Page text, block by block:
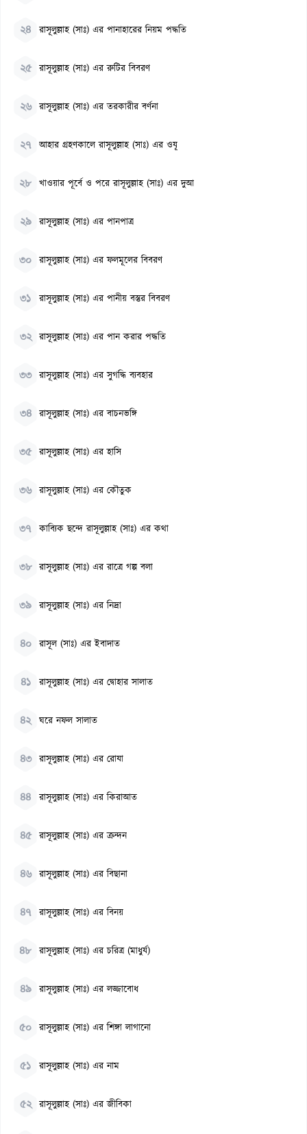
২৪ রাসূলুল্লাহ (সাঃ) এর পানাহারের নিয়ম পদ্ধতি
২৫ রাসূলুল্লাহ (সাঃ) এর রুটির বিবরণ
২৬ রাসূলুল্লাহ (সাঃ) এর তরকারীর বর্ণনা
২৭ আহার গ্রহণকালে রাসূলুল্লাহ (সাঃ) এর ওযূ
২৮ খাওয়ার পূর্বে ও পরে রাসূলুল্লাহ (সাঃ) এর দুআ
২৯ রাসূলুল্লাহ (সাঃ) এর পানপাত্র
৩০ রাসূলুল্লাহ (সাঃ) এর ফলমূলের বিবরণ
৩১ রাসূলুল্লাহ (সাঃ) এর পানীয় বস্তুর বিবরণ
৩২ রাসূলুল্লাহ (সাঃ) এর পান করার পদ্ধতি
৩৩ রাসূলুল্লাহ (সাঃ) এর সুগদ্ধি ব্যবহার
৩৪ রাসূলুল্লাহ (সাঃ) এর বাচনভঙ্গি
৩৫ রাসূলুল্লাহ (সাঃ) এর হাসি
৩৬ রাসূলুল্লাহ (সাঃ) এর কৌতুক
৩৭ কাব্যিক ছন্দে রাসূলুল্লাহ (সাঃ) এর কথা
৩৮ রাসূলুল্লাহ (সাঃ) এর রাত্রে গল্প বলা
৩৯ রাসূলুল্লাহ (সাঃ) এর নিদ্রা
৪০ রাসূল (সাঃ) এর ইবাদাত
৪১ রাসূলুল্লাহ (সাঃ) এর দ্বোহার সালাত
৪২ ঘরে নফল সালাত
৪৩ রাসূলুল্লাহ (সাঃ) এর রোযা
৪৪ রাসূলুল্লাহ (সাঃ) এর কিরাআত
৪৫ রাসূলুল্লাহ (সাঃ) এর ক্ৰন্দন
৪৬ রাসূলুল্লাহ (সাঃ) এর বিছানা
৪৭ রাসূলুল্লাহ (সাঃ) এর বিনয়
৪৮ রাসূলুল্লাহ (সাঃ) এর চরিত্র (মাধুর্য)
৪৯ রাসূলুল্লাহ (সাঃ) এর লজ্জাবোধ
৫০ রাসূলুল্লাহ (সাঃ) এর শিঙ্গা লাগানো
৫১ রাসূলুল্লাহ (সাঃ) এর নাম
৫২ রাসূলুল্লাহ (সাঃ) এর জীবিকা